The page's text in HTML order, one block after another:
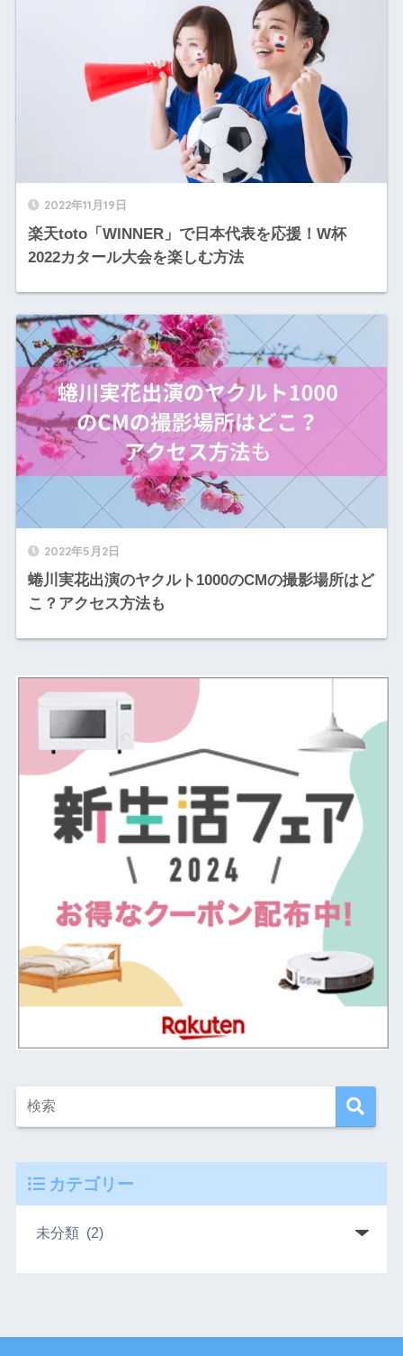
2022年11月19日
楽天toto「WINNER」で日本代表を応援！W杯
2022カタール大会を楽しむ方法
2022年5月2日
蜷川実花出演のヤクルト1000のCMの撮影場所はど
こ？アクセス方法も
カテゴリー